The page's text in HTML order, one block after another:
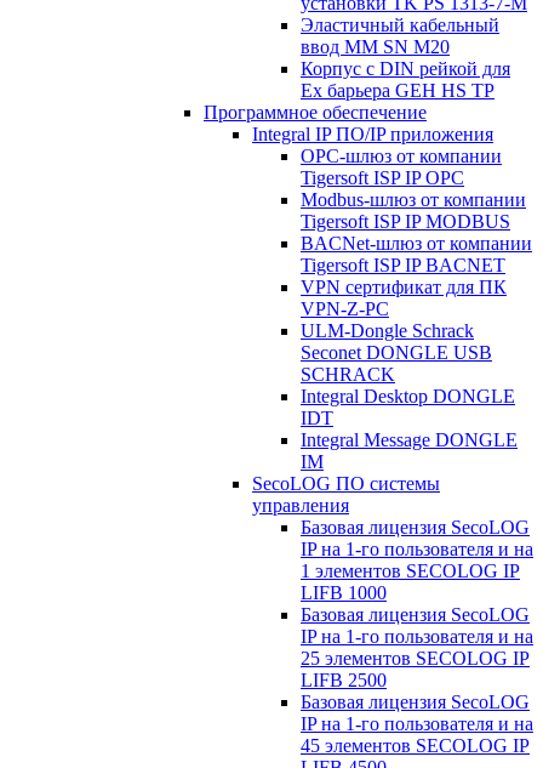
Эластичный кабельный
ввод MM SN M20
Корпус с DIN рейкой для
Ex барьера GEH HS TP
Программное обеспечение
Integral IP ПО/IP приложения
OPC-шлюз от компании
Tigersoft ISP IP OPC
Modbus-шлюз от компании
Tigersoft ISP IP MODBUS
BACNet-шлюз от компании
Tigersoft ISP IP BACNET
VPN сертификат для ПК
VPN-Z-PC
ULM-Dongle Schrack
Seconet DONGLE USB
SCHRACK
Integral Desktop DONGLE
IDT
Integral Message DONGLE
IM
SecoLOG ПО системы
управления
Базовая лицензия SecoLOG
IP на 1-го пользователя и на
1 элементов SECOLOG IP
LIFB 1000
Базовая лицензия SecoLOG
IP на 1-го пользователя и на
25 элементов SECOLOG IP
LIFB 2500
Базовая лицензия SecoLOG
IP на 1-го пользователя и на
45 элементов SECOLOG IP